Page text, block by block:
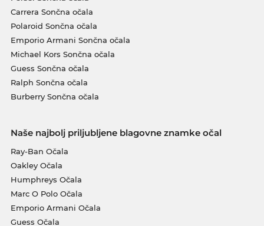
Carrera Sončna očala
Polaroid Sončna očala
Emporio Armani Sončna očala
Michael Kors Sončna očala
Guess Sončna očala
Ralph Sončna očala
Burberry Sončna očala
Naše najbolj priljubljene blagovne znamke očal
Ray-Ban Očala
Oakley Očala
Humphreys Očala
Marc O Polo Očala
Emporio Armani Očala
Guess Očala